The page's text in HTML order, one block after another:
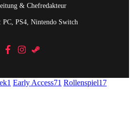
& Chefredakteur
PC, PS4, Nintendo Switch
1 Early Access71 Rollenspiel17